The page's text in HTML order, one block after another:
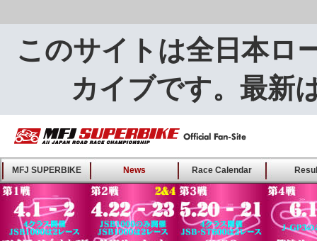
このサイトは全日本ロ
カイブです。最新
MFJ SUPERBIKE ALL
JAPAN ROAD RACE
CHAMPIONSHIP - Offical
Fan-Site
MFJ SUPERBIKE News Race Calendar